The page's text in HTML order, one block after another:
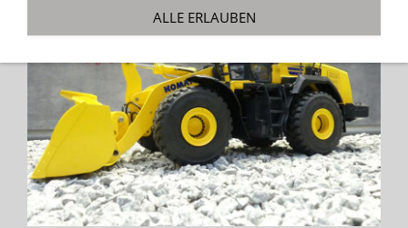
ALLE ERLAUBEN